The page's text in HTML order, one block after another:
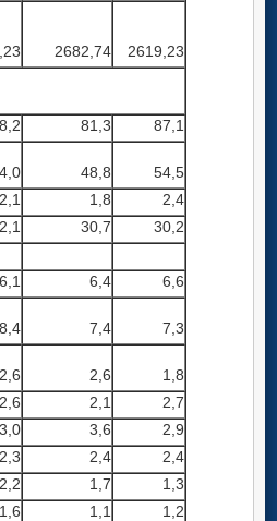
2682,74
2619,23
81,3
87,1
48,8
54,5
2,1 1,8
2,4
30,7
30,2
6,1 6,4
6,6
8,4 7,4
7,3
2,6 2,6
1,8
2,6 2,1
2,7
3,0 3,6
2,9
2,3 2,4
2,4
2,2 1,7
1,3
1,6 1,1
1,2